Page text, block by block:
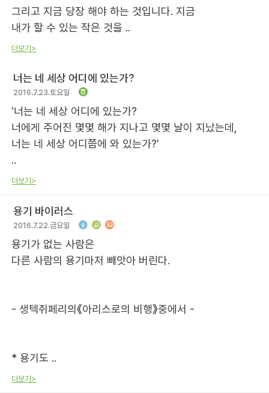
그리고 지금 당장 해야 하는 것입니다. 지금
내가 할 수 있는 작은 것을 ..
더보기>
너는 네 세상 어디에 있는가?
2016.7.23.토요일
'너는 네 세상 어디에 있는가?
너에게 주어진 몇몇 해가 지나고 몇몇 날이 지났는데,
너는 네 세상 어디쯤에 와 있는가?'
..
더보기>
용기 바이러스
2016.7.22.금요일
용기가 없는 사람은
다른 사람의 용기마저 빼앗아 버린다.
- 생텍쥐페리의《아리스로의 비행》중에서 -
* 용기도 ..
더보기>